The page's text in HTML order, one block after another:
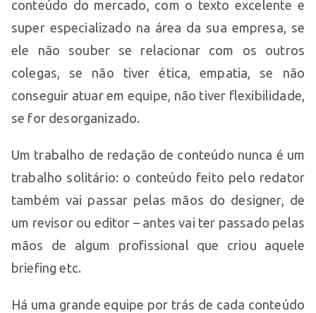
conteúdo do mercado, com o texto excelente e
super especializado na área da sua empresa, se
ele não souber se relacionar com os outros
colegas, se não tiver ética, empatia, se não
conseguir atuar em equipe, não tiver flexibilidade,
se for desorganizado.
Um trabalho de redação de conteúdo nunca é um
trabalho solitário: o conteúdo feito pelo redator
também vai passar pelas mãos do designer, de
um revisor ou editor – antes vai ter passado pelas
mãos de algum profissional que criou aquele
briefing etc.
Há uma grande equipe por trás de cada conteúdo